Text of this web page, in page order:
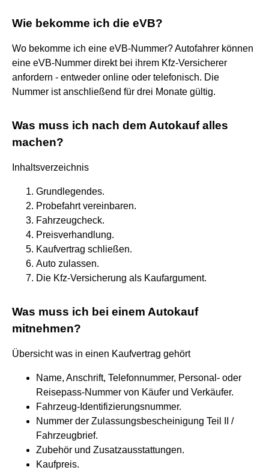
Wie bekomme ich die eVB?
Wo bekomme ich eine eVB-Nummer? Autofahrer können
eine eVB-Nummer direkt bei ihrem Kfz-Versicherer
anfordern - entweder online oder telefonisch. Die
Nummer ist anschließend für drei Monate gültig.
Was muss ich nach dem Autokauf alles
machen?
Inhaltsverzeichnis
Grundlegendes.
Probefahrt vereinbaren.
Fahrzeugcheck.
Preisverhandlung.
Kaufvertrag schließen.
Auto zulassen.
Die Kfz-Versicherung als Kaufargument.
Was muss ich bei einem Autokauf
mitnehmen?
Übersicht was in einen Kaufvertrag gehört
Name, Anschrift, Telefonnummer, Personal- oder
Reisepass-Nummer von Käufer und Verkäufer.
Fahrzeug-Identifizierungsnummer.
Nummer der Zulassungsbescheinigung Teil II /
Fahrzeugbrief.
Zubehör und Zusatzausstattungen.
Kaufpreis.